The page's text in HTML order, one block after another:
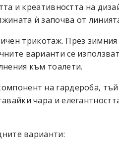
и креативността на
ѝ започва от
трикотаж. През
варианти се
към тоалети.
на гардероба,
чара и
варианти: